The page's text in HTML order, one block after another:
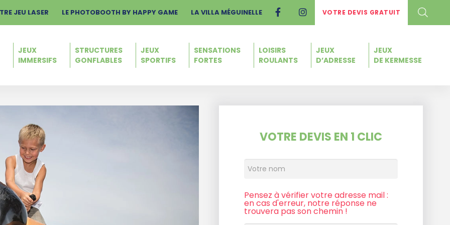
JEU LASER LE PHOTOBOOTH BY HAPPY GAME LA VILLA MÉGUINELLE VOTRE DEVIS GRATUIT
JEUX
IMMERSIFS
STRUCTURES
GONFLABLES
JEUX
SPORTIFS
SENSATIONS
FORTES
LOISIRS
ROULANTS
JEUX
D’ADRESSE
JEUX
DE KERMESSE
VOTRE DEVIS EN 1 CLIC
Pensez à vérifier votre adresse mail :
en cas d'erreur, notre réponse ne
trouvera pas son chemin !